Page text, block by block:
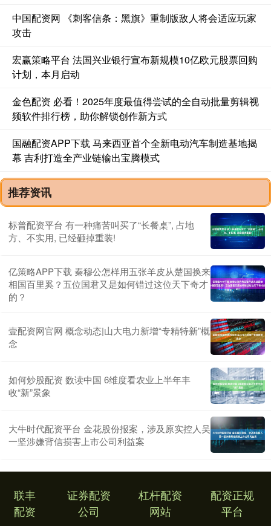
中国配资网 《刺客信条：黑旗》重制版敌人将会适应玩家
攻击
宏赢策略平台 法国兴业银行宣布新规模10亿欧元股票回购
计划，本月启动
金色配资 必看！2025年度最值得尝试的全自动批量剪辑视
频软件排行榜，助你解锁创作新方式
国融配资APP下载 马来西亚首个全新电动汽车制造基地揭
幕 吉利打造全产业链输出宝腾模式
推荐资讯
标普配资平台 有一种痛苦叫买了“长餐桌”, 占地
方、不实用, 已经砸掉重装!
亿策略APP下载 秦穆公怎样用五张羊皮从楚国换来
相国百里奚？五位国君又是如何错过这位天下奇才
的？
壹配资网官网 概念动态|山大电力新增“专精特新”概
念
如何炒股配资 数读中国 6维度看农业上半年丰
收“新”景象
大牛时代配资平台 金花股份报案，涉及原实控人吴
一坚涉嫌背信损害上市公司利益案
联丰
配资
证券配资
公司
杠杆配资
网站
配资正规
平台